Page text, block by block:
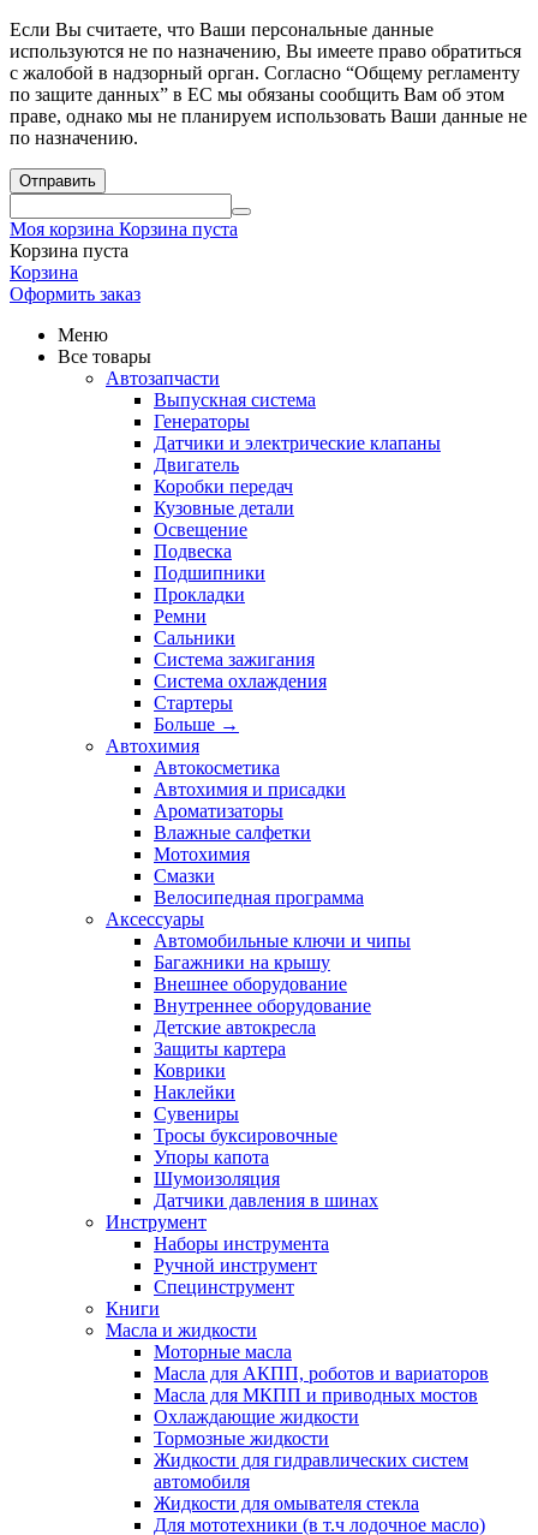
Если Вы считаете, что Ваши персональные данные
используются не по назначению, Вы имеете право обратиться
с жалобой в надзорный орган. Согласно “Общему регламенту
по защите данных” в ЕС мы обязаны сообщить Вам об этом
праве, однако мы не планируем использовать Ваши данные не
по назначению.
Отправить
Моя корзина Корзина пуста
Корзина пуста
Корзина
Оформить заказ
Меню
Все товары
Автозапчасти
Выпускная система
Генераторы
Датчики и электрические клапаны
Двигатель
Коробки передач
Кузовные детали
Освещение
Подвеска
Подшипники
Прокладки
Ремни
Сальники
Система зажигания
Система охлаждения
Стартеры
Больше →
Автохимия
Автокосметика
Автохимия и присадки
Ароматизаторы
Влажные салфетки
Мотохимия
Смазки
Велосипедная программа
Аксессуары
Автомобильные ключи и чипы
Багажники на крышу
Внешнее оборудование
Внутреннее оборудование
Детские автокресла
Защиты картера
Коврики
Наклейки
Сувениры
Тросы буксировочные
Упоры капота
Шумоизоляция
Датчики давления в шинах
Инструмент
Наборы инструмента
Ручной инструмент
Специнструмент
Книги
Масла и жидкости
Моторные масла
Масла для АКПП, роботов и вариаторов
Масла для МКПП и приводных мостов
Охлаждающие жидкости
Тормозные жидкости
Жидкости для гидравлических систем
автомобиля
Жидкости для омывателя стекла
Для мототехники (в т.ч лодочное масло)